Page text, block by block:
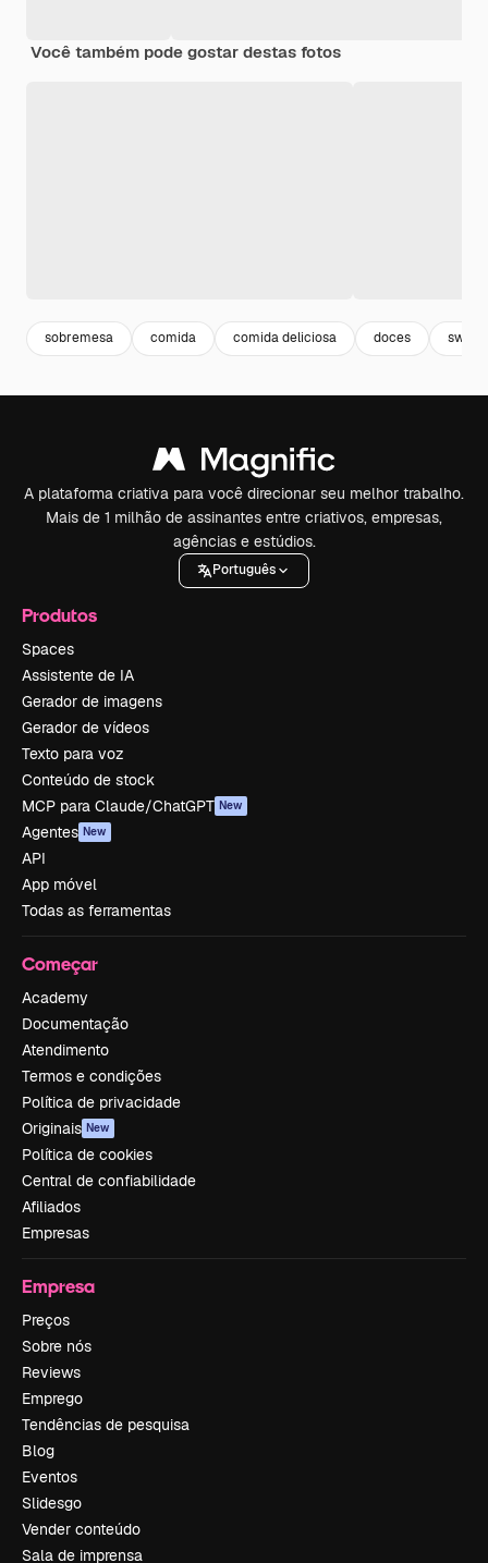
Você também pode gostar destas fotos
sobremesa comida comida deliciosa doces sweet
A plataforma criativa para você direcionar seu melhor trabalho.
Mais de 1 milhão de assinantes entre criativos, empresas,
agências e estúdios.
Português
Produtos
Spaces
Assistente de IA
Gerador de imagens
Gerador de vídeos
Texto para voz
Conteúdo de stock
MCP para Claude/ChatGPT New
Agentes New
API
App móvel
Todas as ferramentas
Começar
Academy
Documentação
Atendimento
Termos e condições
Política de privacidade
Originais New
Política de cookies
Central de confiabilidade
Afiliados
Empresas
Empresa
Preços
Sobre nós
Reviews
Emprego
Tendências de pesquisa
Blog
Eventos
Slidesgo
Vender conteúdo
Sala de imprensa